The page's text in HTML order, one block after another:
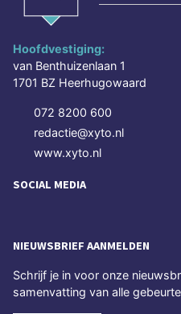
Hoofdvestiging:
van Benthuizenlaan 1
1701 BZ Heerhugowaard
072 8200 600
redactie@xyto.nl
www.xyto.nl
SOCIAL MEDIA
NIEUWSBRIEF AANMELDEN
Schrijf je in voor onze
samenvatting van alle